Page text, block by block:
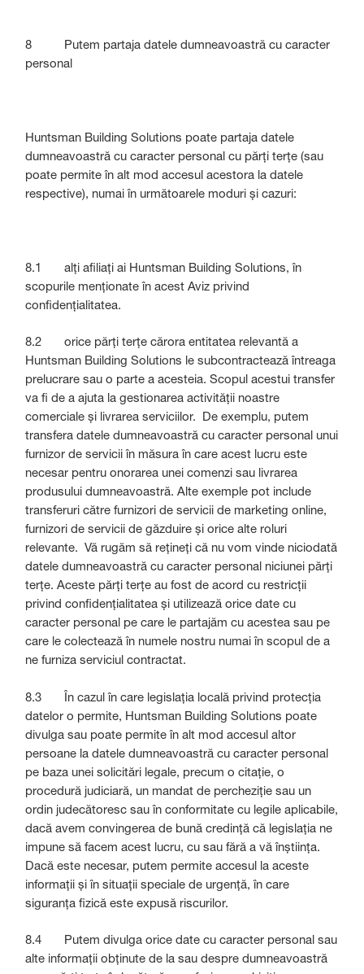
8 Putem partaja datele dumneavoastră cu caracter
personal
Huntsman Building Solutions poate partaja datele
dumneavoastră cu caracter personal cu părți terțe (sau
poate permite în alt mod accesul acestora la datele
respective), numai în următoarele moduri și cazuri:
8.1 alți afiliați ai Huntsman Building Solutions, în
scopurile menționate în acest Aviz privind
confidențialitatea.
8.2 orice părți terțe cărora entitatea relevantă a
Huntsman Building Solutions le subcontractează întreaga
prelucrare sau o parte a acesteia. Scopul acestui transfer
va fi de a ajuta la gestionarea activității noastre
comerciale și livrarea serviciilor. De exemplu, putem
transfera datele dumneavoastră cu caracter personal unui
furnizor de servicii în măsura în care acest lucru este
necesar pentru onorarea unei comenzi sau livrarea
produsului dumneavoastră. Alte exemple pot include
transferuri către furnizori de servicii de marketing online,
furnizori de servicii de găzduire și orice alte roluri
relevante. Vă rugăm să rețineți că nu vom vinde niciodată
datele dumneavoastră cu caracter personal niciunei părți
terțe. Aceste părți terțe au fost de acord cu restricții
privind confidențialitatea și utilizează orice date cu
caracter personal pe care le partajăm cu acestea sau pe
care le colectează în numele nostru numai în scopul de a
ne furniza serviciul contractat.
8.3 În cazul în care legislația locală privind protecția
datelor o permite, Huntsman Building Solutions poate
divulga sau poate permite în alt mod accesul altor
persoane la datele dumneavoastră cu caracter personal
pe baza unei solicitări legale, precum o citație, o
procedură judiciară, un mandat de percheziție sau un
ordin judecătoresc sau în conformitate cu legile aplicabile,
dacă avem convingerea de bună credință că legislația ne
impune să facem acest lucru, cu sau fără a vă înștiința.
Dacă este necesar, putem permite accesul la aceste
informații și în situații speciale de urgență, în care
siguranța fizică este expusă riscurilor.
8.4 Putem divulga orice date cu caracter personal sau
alte informații obținute de la sau despre dumneavoastră